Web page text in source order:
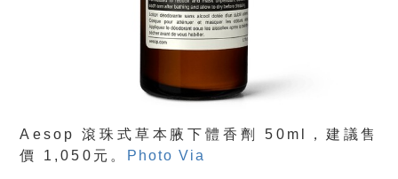
Aesop 滾珠式草本腋下體香劑 50ml，建議售
價 1,050元。
Photo Via